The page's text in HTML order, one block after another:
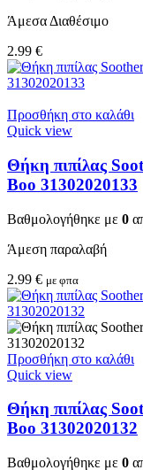
Άμεσα Διαθέσιμο
2.99 €
Προσθήκη στο καλάθι
Quick view
Θήκη πιπίλας
Boo 31302020133
Βαθμολογήθηκε με 0
Άμεση παραλαβή
2.99 € με φπα
Προσθήκη στο καλάθι
Quick view
Θήκη πιπίλας
Boo 31302020132
Βαθμολογήθηκε με 0